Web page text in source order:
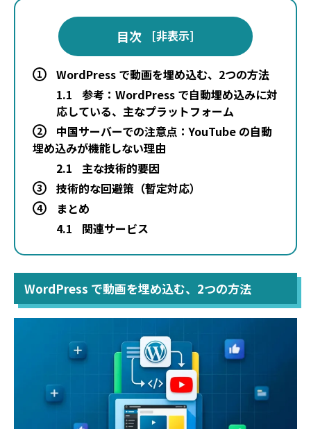
目次 [非表示]
1
WordPress で動画を埋め込む、2つの方法
1.1
参考：WordPress で自動埋め込みに対
応している、主なプラットフォーム
2
中国サーバーでの注意点：YouTube の自動
埋め込みが機能しない理由
2.1
主な技術的要因
3 技術的な回避策（暫定対応）
4
まとめ
4.1
関連サービス
WordPress で動画を埋め込む、2つの方法